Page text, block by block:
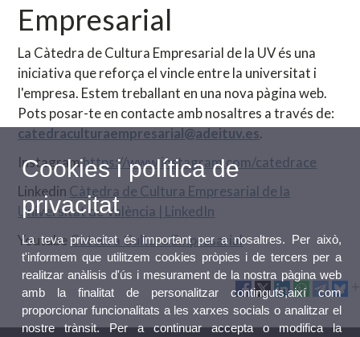
Empresarial
La Càtedra de Cultura Empresarial de la UV és una
iniciativa que reforça el vincle entre la universitat i
l'empresa. Estem treballant en una nova pàgina web.
Pots posar-te en contacte amb nosaltres a través de:
catedraculturaempresarial@adeituv.es.
Instagramhttps://www.instagram.com/catedrace
Linkedin Càtedra de Cultura Empresarial de la
Universitat de València | LinkedIn
Youtube Càtedra Cultura Empresarial
Cookies i política de
privacitat
La teva privacitat és important per a nosaltres. Per això,
t'informem que utilitzem cookies pròpies i de tercers per a
realitzar anàlisis d'ús i mesurament de la nostra pàgina web
amb la finalitat de personalitzar continguts,així com
proporcionar funcionalitats a les xarxes socials o analitzar el
nostre trànsit. Per a continuar accepta o modifica la